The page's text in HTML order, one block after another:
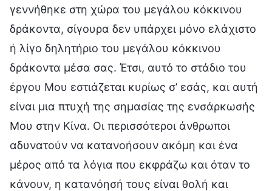
γεννήθηκε στη χώρα του μεγάλου κόκκινου
δράκοντα, σίγουρα δεν υπάρχει μόνο ελάχιστο
ή λίγο δηλητήριο του μεγάλου κόκκινου
δράκοντα μέσα σας. Έτσι, αυτό το στάδιο του
έργου Μου εστιάζεται κυρίως σ’ εσάς, και αυτή
είναι μια πτυχή της σημασίας της ενσάρκωσής
Μου στην Κίνα. Οι περισσότεροι άνθρωποι
αδυνατούν να κατανοήσουν ακόμη και ένα
μέρος από τα λόγια που εκφράζω και όταν το
κάνουν, η κατανόησή τους είναι θολή και